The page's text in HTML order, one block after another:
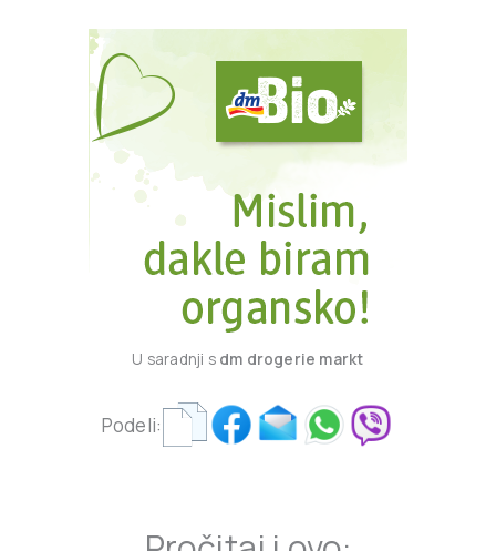
U saradnji s dm drogerie markt
Podeli: